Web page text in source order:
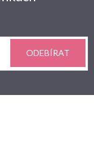
ODEBÍRAT